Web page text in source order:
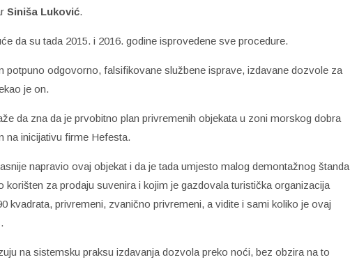
Siniša Luković.
da su tada 2015. i 2016. godine isprovedene sve procedure.
potpuno odgovorno, falsifikovane službene isprave, izdavane dozvole za
je on.
da zna da je prvobitno plan privremenih objekata u zoni morskog dobra
na inicijativu firme Hefesta.
napravio ovaj objekat i da je tada umjesto malog demontažnog štanda
korišten za prodaju suvenira i kojim je gazdovala turistička organizacija
kvadrata, privremeni, zvanično privremeni, a vidite i sami koliko je ovaj
na sistemsku praksu izdavanja dozvola preko noći, bez obzira na to